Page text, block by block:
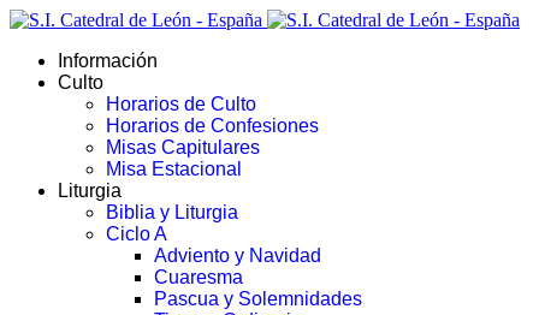
Información
Culto
Horarios de Culto
Horarios de Confesiones
Misas Capitulares
Misa Estacional
Liturgia
Biblia y Liturgia
Ciclo A
Adviento y Navidad
Cuaresma
Pascua y Solemnidades